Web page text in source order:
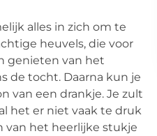
alles in zich om te
heuvels, die voor
genieten van het
de tocht. Daarna kun je
van een drankje. Je zult
het er niet vaak te druk
van het heerlijke stukje